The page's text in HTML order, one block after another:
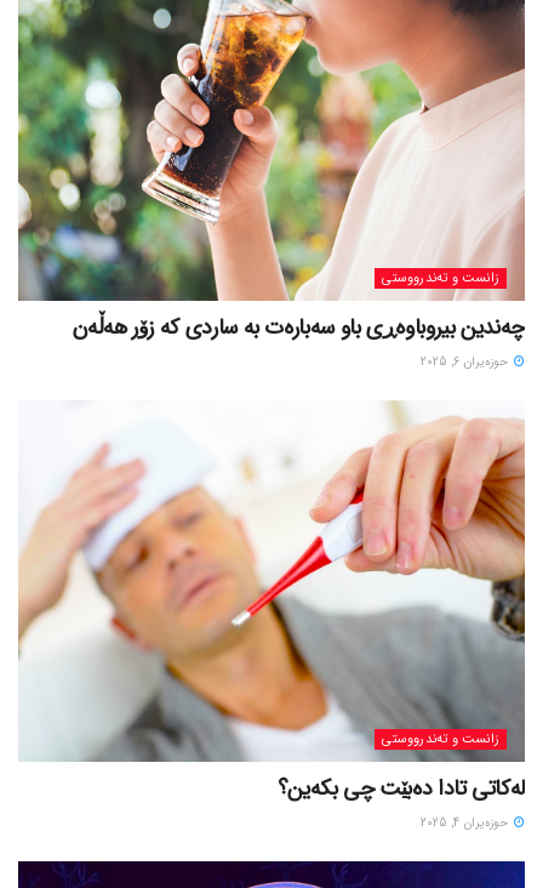
زانست و تەندرووستی
چەندین بیروباوەڕی باو سەبارەت بە ساردی کە زۆر هەڵەن
حوزه‌یران 6, 2025
زانست و تەندرووستی
لەکاتی تادا دەبێت چی بکەین؟
حوزه‌یران 4, 2025